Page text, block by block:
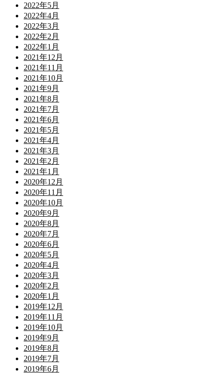
2022年5月
2022年4月
2022年3月
2022年2月
2022年1月
2021年12月
2021年11月
2021年10月
2021年9月
2021年8月
2021年7月
2021年6月
2021年5月
2021年4月
2021年3月
2021年2月
2021年1月
2020年12月
2020年11月
2020年10月
2020年9月
2020年8月
2020年7月
2020年6月
2020年5月
2020年4月
2020年3月
2020年2月
2020年1月
2019年12月
2019年11月
2019年10月
2019年9月
2019年8月
2019年7月
2019年6月